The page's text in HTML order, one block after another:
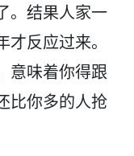
。结果人家一
反应过来。
意味着你得跟
比你多的人抢